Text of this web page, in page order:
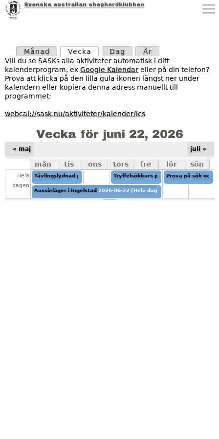
Jump to navigation
Svenska australian shepherdklubben
r
i
m
ä
a
f
i
Månad Vecka (aktiv flik)
Dag
År
Vill du se SASKs alla aktiviteter automatisk i ditt
kalenderprogram, ex Google Kalendar eller på din telefon?
Prova att klicka på den lilla gula ikonen längst ner under
kalendern eller kopiera denna adress manuellt till
programmet:
webcal://sask.nu/aktiviteter/kalender/ics
Vecka för juni 22, 2026
« maj juli »
mån tis ons tors fre lör sön
Hela
dagen
Tävlingslydnad på aussielägret 2026-06-22 (Hela dagen)till2026-
Tryffelsökkurs på aussielägret 2026-
Prova på sök och
Aussieläger i Ingelstad 2026-06-22 (Hela dagen)